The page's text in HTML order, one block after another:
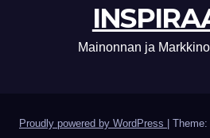
Mainonnan ja
Proudly powered by WordPress |